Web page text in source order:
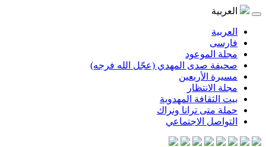
العربية
العربية
فارسی
مجلة الموعود
صحيفة صدى المهدي (عجّل الله فرجه)
مسيرة الأربعين
مجلة الانتظار
بيت الثقافة المهدوية
حملة متى ترانا ونراك
التواصل الاجتماعي